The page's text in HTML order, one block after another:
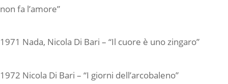
non fa l’amore”
1971 Nada, Nicola Di Bari – “Il cuore è uno zingaro”
1972 Nicola Di Bari – “I giorni dell’arcobaleno”